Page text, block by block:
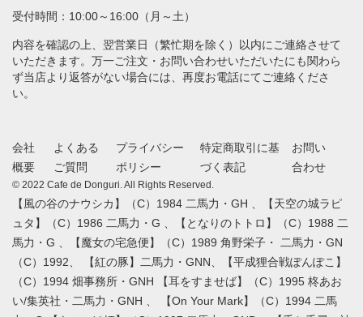
受付時間：10:00～16:00（月～土）
内容を確認の上、翌営業日（繁忙期を除く）以内にご連絡させて
いただきます。万一ご注文・お問い合わせいただいたにも関わら
ず当店より返答がない場合には、再度お電話にてご連絡くださ
い。
会社
概要
よくある
ご質問
プライバシー
ポリシー
特定商取引に基
づく表記
お問い
合わせ
© 2022 Cafe de Donguri. All Rights Reserved.
【風の谷のナウシカ】（C）1984 二馬力・GH 、【天空の城ラピ
ュタ】（C）1986 二馬力・G 、【となりのトトロ】（C）1988 二
馬力・G 、【魔女の宅急便】（C）1989 角野栄子・ 二馬力・GN
（C）1992、 【紅の豚】二馬力・GNN、【平成狸合戦ぽんぽこ】
（C）1994 畑事務所・GNH 【耳をすませば】（C）1995 柊あお
い/集英社・二馬力・GNH 、 【On Your Mark】（C）1994 二馬